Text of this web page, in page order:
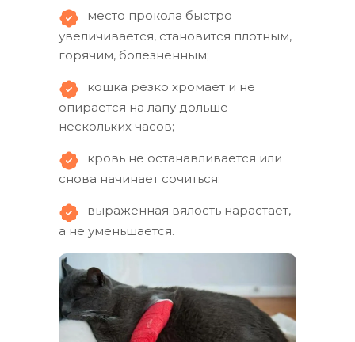
место прокола быстро
увеличивается, становится плотным,
горячим, болезненным;
кошка резко хромает и не
опирается на лапу дольше
нескольких часов;
кровь не останавливается или
снова начинает сочиться;
выраженная вялость нарастает,
а не уменьшается.